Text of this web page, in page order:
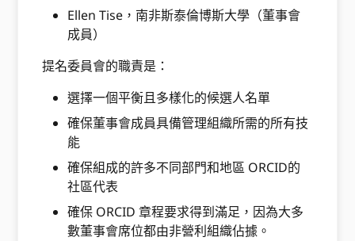
Ellen Tise，南非斯泰倫博斯大學（董事會
成員）
提名委員會的職責是：
選擇一個平衡且多樣化的候選人名單
確保董事會成員具備管理組織所需的所有技
能
確保組成的許多不同部門和地區 ORCID的
社區代表
確保 ORCID 章程要求得到滿足，因為大多
數董事會席位都由非營利組織佔據。